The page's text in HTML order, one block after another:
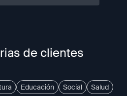
de clientes
Educación Social
Salud